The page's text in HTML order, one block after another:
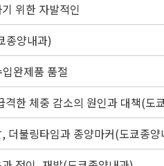
위한 자발적인
종양내과)
완제품 품절
격한 체중 감소의 원인과 대책(도
더불링타임과 종양마커(도쿄종